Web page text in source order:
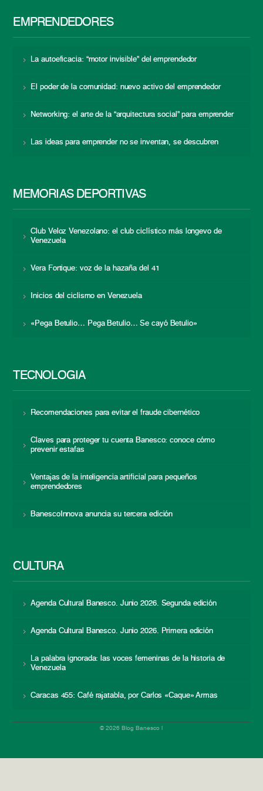
EMPRENDEDORES
La autoeficacia: “motor invisible” del emprendedor
El poder de la comunidad: nuevo activo del emprendedor
Networking: el arte de la “arquitectura social” para emprender
Las ideas para emprender no se inventan, se descubren
MEMORIAS DEPORTIVAS
Club Veloz Venezolano: el club ciclístico más longevo de
Venezuela
Vera Fortique: voz de la hazaña del 41
Inicios del ciclismo en Venezuela
«Pega Betulio… Pega Betulio… Se cayó Betulio»
TECNOLOGÍA
Recomendaciones para evitar el fraude cibernético
Claves para proteger tu cuenta Banesco: conoce cómo
prevenir estafas
Ventajas de la inteligencia artificial para pequeños
emprendedores
BanescoInnova anuncia su tercera edición
CULTURA
Agenda Cultural Banesco. Junio 2026. Segunda edición
Agenda Cultural Banesco. Junio 2026. Primera edición
La palabra ignorada: las voces femeninas de la historia de
Venezuela
Caracas 455: Café rajatabla, por Carlos «Caque» Armas
© 2026 Blog Banesco |